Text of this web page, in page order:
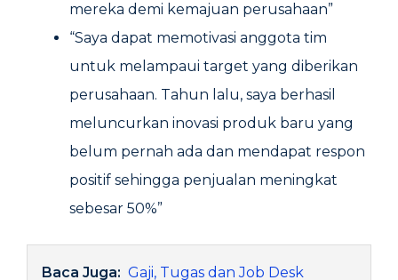
mereka demi kemajuan perusahaan”
“Saya dapat memotivasi anggota tim
untuk melampaui target yang diberikan
perusahaan. Tahun lalu, saya berhasil
meluncurkan inovasi produk baru yang
belum pernah ada dan mendapat respon
positif sehingga penjualan meningkat
sebesar 50%”
Baca Juga: Gaji, Tugas dan Job Desk